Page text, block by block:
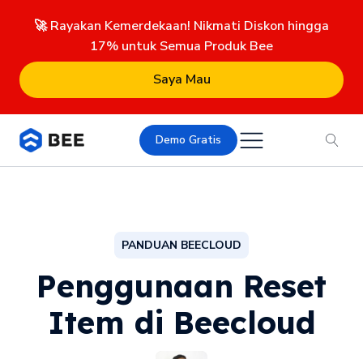
🚀 Rayakan Kemerdekaan! Nikmati Diskon hingga
17% untuk Semua Produk Bee
Saya Mau
Demo Gratis
PANDUAN BEECLOUD
Penggunaan Reset
Item di Beecloud